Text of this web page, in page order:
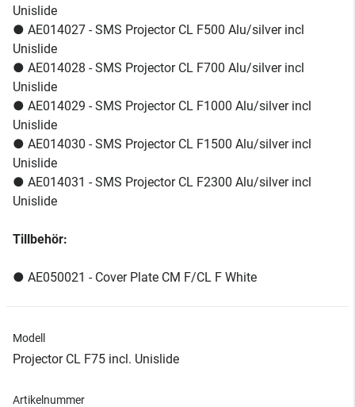
Unislide
● AE014027 - SMS Projector CL F500 Alu/silver incl
Unislide
● AE014028 - SMS Projector CL F700 Alu/silver incl
Unislide
● AE014029 - SMS Projector CL F1000 Alu/silver incl
Unislide
● AE014030 - SMS Projector CL F1500 Alu/silver incl
Unislide
● AE014031 - SMS Projector CL F2300 Alu/silver incl
Unislide
Tillbehör:
● AE050021 - Cover Plate CM F/CL F White
Modell
Projector CL F75 incl. Unislide
Artikelnummer